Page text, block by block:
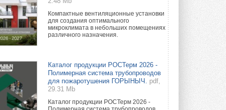
Компактные вентиляционные установки
для создания оптимального
микроклимата в небольших помещениях
различного назначения.
Каталог продукции РОСТерм 2026 -
Полимерная система трубопроводов
для пожаротушения ГОРЫНЫЧ.
pdf,
29.31 Mb
Каталог продукции РОСТерм 2026 -